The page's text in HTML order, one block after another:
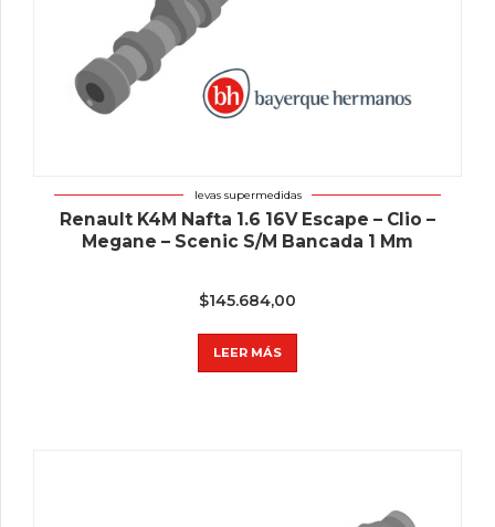
levas supermedidas
Renault K4M Nafta 1.6 16V Escape – Clio –
Megane – Scenic S/M Bancada 1 Mm
$145.684,00
LEER MÁS